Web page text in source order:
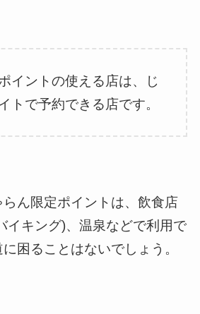
イントの使える店は、じ
トで予約できる店です。
ん限定ポイントは、飲食店
イキング)、温泉などで利用で
困ることはないでしょう。